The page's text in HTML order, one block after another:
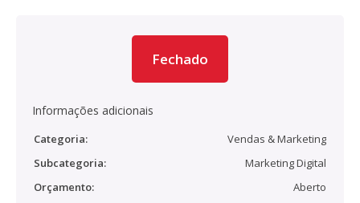
Fechado
Informações adicionais
Categoria:
Vendas & Marketing
Subcategoria:
Marketing Digital
Orçamento:
Aberto